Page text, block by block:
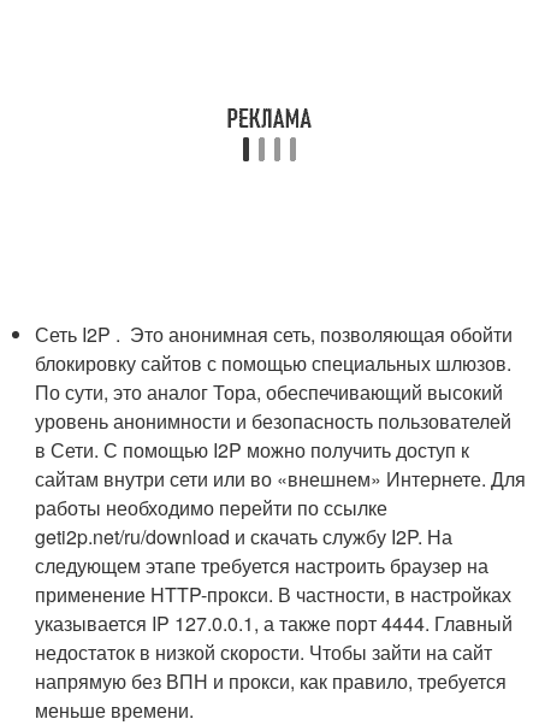
Сеть I2P . Это анонимная сеть, позволяющая обойти
блокировку сайтов с помощью специальных шлюзов.
По сути, это аналог Тора, обеспечивающий высокий
уровень анонимности и безопасность пользователей
в Сети. С помощью I2P можно получить доступ к
сайтам внутри сети или во «внешнем» Интернете. Для
работы необходимо перейти по ссылке
geti2p.net/ru/download и скачать службу I2P. На
следующем этапе требуется настроить браузер на
применение HTTP-прокси. В частности, в настройках
указывается IP 127.0.0.1, а также порт 4444. Главный
недостаток в низкой скорости. Чтобы зайти на сайт
напрямую без ВПН и прокси, как правило, требуется
меньше времени.